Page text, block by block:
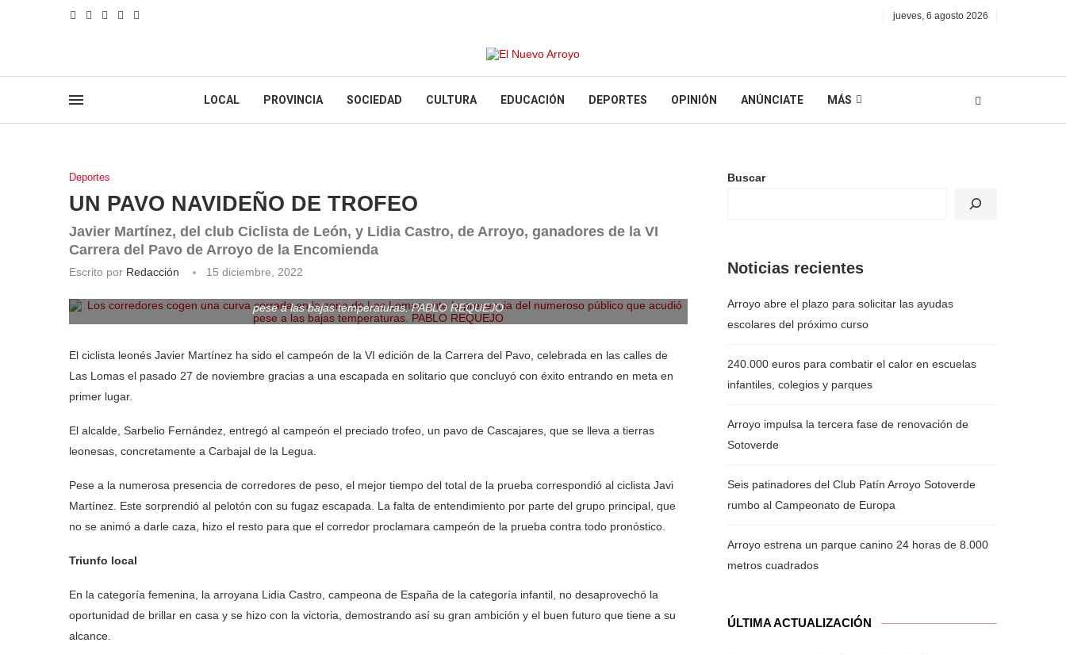
jueves, 6 agosto 2026
LOCAL PROVINCIA SOCIEDAD CULTURA EDUCACIÓN DEPORTES OPINIÓN ANÚNCIATE MÁS
Deportes
UN PAVO NAVIDEÑO DE TROFEO
Javier Martínez, del club Ciclista de León, y Lidia Castro, de Arroyo, ganadores de la VI
Carrera del Pavo de Arroyo de la Encomienda
Escrito por Redacción
15 diciembre, 2022
pese a las bajas temperaturas. PABLO REQUEJO
El ciclista leonés Javier Martínez ha sido el campeón de la VI edición de la Carrera del Pavo, celebrada en las calles de
Las Lomas el pasado 27 de noviembre gracias a una escapada en solitario que concluyó con éxito entrando en meta en
primer lugar.
El alcalde, Sarbelio Fernández, entregó al campeón el preciado trofeo, un pavo de Cascajares, que se lleva a tierras
leonesas, concretamente a Carbajal de la Legua.
Pese a la numerosa presencia de corredores de peso, el mejor tiempo del total de la prueba correspondió al ciclista Javi
Martínez. Este sorprendió al pelotón con su fugaz escapada. La falta de entendimiento por parte del grupo principal, que
no se animó a darle caza, hizo el resto para que el corredor proclamara campeón de la prueba contra todo pronóstico.
Triunfo local
En la categoría femenina, la arroyana Lidia Castro, campeona de España de la categoría infantil, no desaprovechó la
oportunidad de brillar en casa y se hizo con la victoria, demostrando así su gran ambición y el buen futuro que tiene a su
alcance.
Buscar
Noticias recientes
Arroyo abre el plazo para solicitar las ayudas
escolares del próximo curso
240.000 euros para combatir el calor en escuelas
infantiles, colegios y parques
Arroyo impulsa la tercera fase de renovación de
Sotoverde
Seis patinadores del Club Patín Arroyo Sotoverde
rumbo al Campeonato de Europa
Arroyo estrena un parque canino 24 horas de 8.000
metros cuadrados
ÚLTIMA ACTUALIZACIÓN